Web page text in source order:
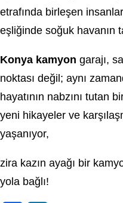
etrafında birleşen
eşliğinde soğuk havanın
Konya kamyon garajı,
noktası değil; aynı
hayatının nabzını tutan
yeni hikayeler ve
yaşanıyor,
zira kazın ayağı bir
yola bağlı!